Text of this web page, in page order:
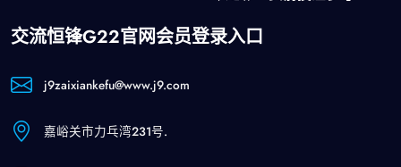
交流恒锋g22官网会员登录入口
j9zaixiankefu@www.j9.com
嘉峪关市力乓湾231号.